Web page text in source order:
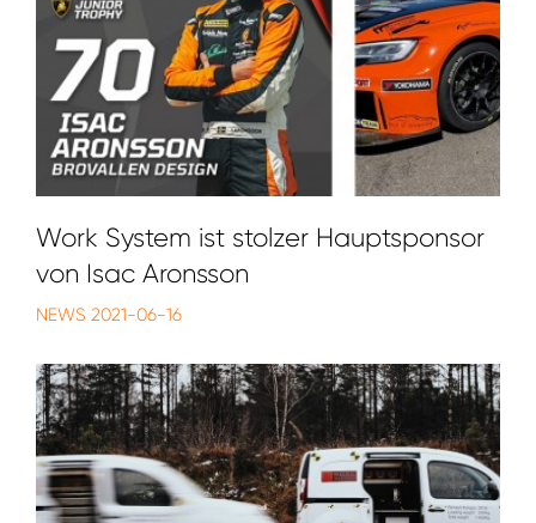
Work System ist stolzer Hauptsponsor
von Isac Aronsson
NEWS 2021-06-16